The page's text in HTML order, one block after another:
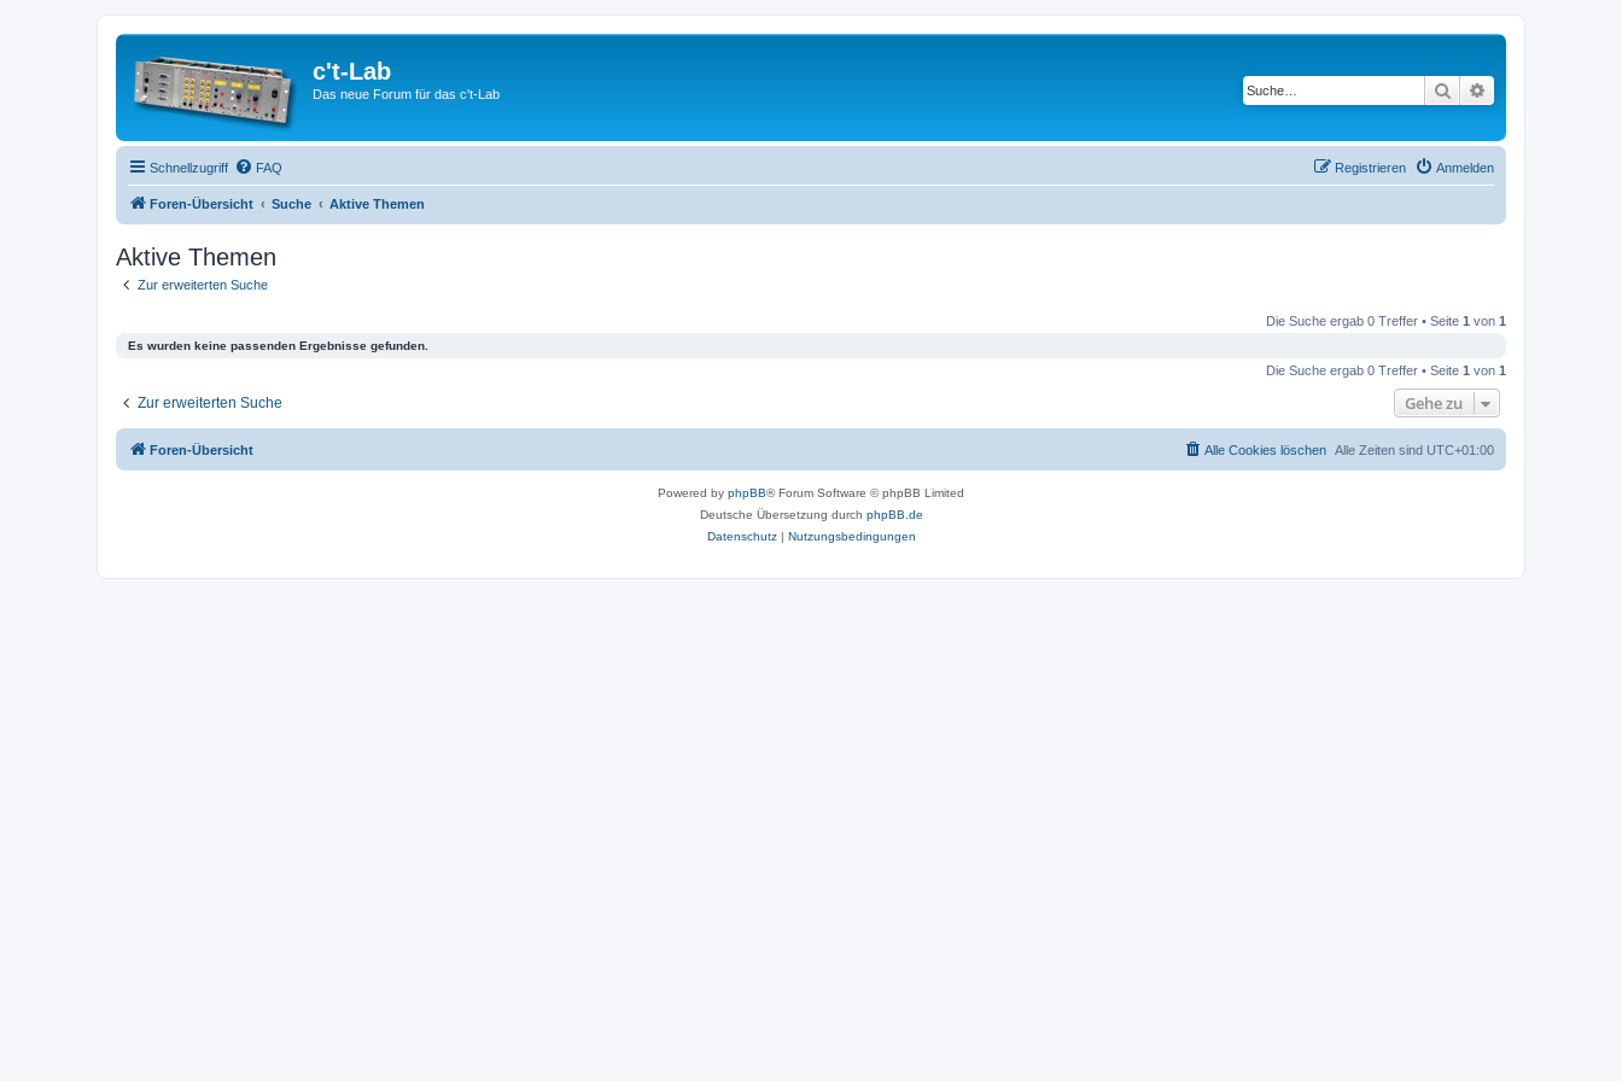
c't-Lab
Das neue Forum für das c't-Lab Suche
Schnellzugriff FAQ Anmelden
Registrieren
Foren-Übersicht Suche Aktive Themen
Aktive Themen
Zur erweiterten Suche
Die Suche ergab 0 Treffer • Seite 1 von 1
Es wurden keine passenden Ergebnisse gefunden.
Die Suche ergab 0 Treffer • Seite 1 von 1
Zur erweiterten Suche Gehe zu
Foren-Übersicht Alle Zeiten sind UTC+01:00
Alle Cookies löschen
Powered by phpBB® Forum Software © phpBB Limited
Deutsche Übersetzung durch phpBB.de
Datenschutz| Nutzungsbedingungen